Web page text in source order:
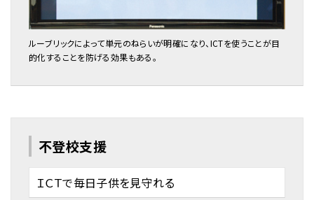
ルーブリックによって単元のねらいが明確になり、ICTを使うことが目
的化することを防げる効果もある。
不登校支援
ＩＣＴで毎日子供を見守れる